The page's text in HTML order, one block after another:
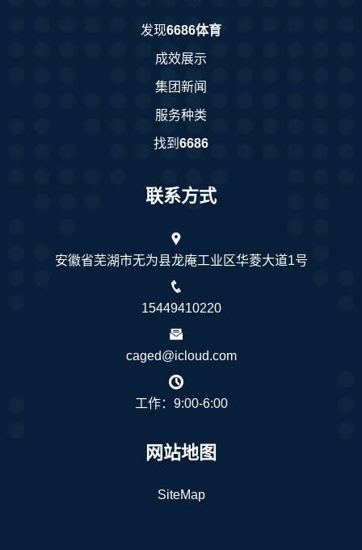
发现6686体育
成效展示
集团新闻
服务种类
找到 6686
联系方式
安徽省芜湖市无为县龙庵工业区华菱大道1号
15449410220
caged@icloud.com
工作：9:00-6:00
网站地图
SiteMap